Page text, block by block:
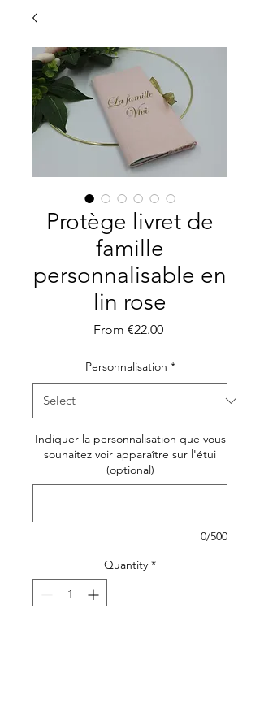
Protège livret de
famille
personnalisable en
lin rose
From €22.00Sale
Personnalisation *
Indiquer la personnalisation que vous
souhaitez voir apparaître sur l'étui
(optional)
0/500
Quantity *